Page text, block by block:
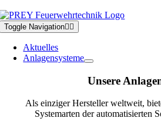
Toggle Navigation
Aktuelles
Anlagensysteme
Unsere
Als einziger Hersteller weltweit,
Systemarten der automatisierten